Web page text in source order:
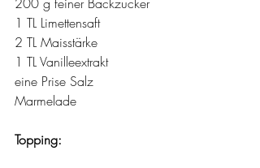
1 TL Limettensaft
2 TL Maisstärke
1 TL Vanilleextrakt
eine Prise Salz
Marmelade
Topping: